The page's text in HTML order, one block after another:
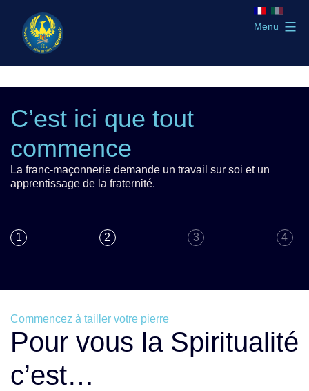
contenu
Menu
C’est ici que tout
commence
La franc-maçonnerie demande un travail sur soi et un
apprentissage de la fraternité.
Commencez à tailler votre pierre
Pour vous la Spiritualité
c’est…